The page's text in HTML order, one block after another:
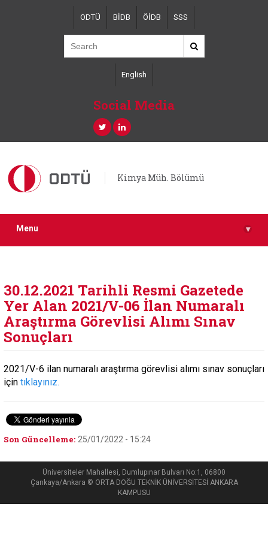
ODTÜ BİDB ÖİDB SSS
English
Social Media
Kimya Müh. Bölümü
Menu ▾
30.12.2021 Tarihli Resmi Gazetede
Yer Alan 2021/V-06 İlan Numaralı
Araştırma Görevlisi Alımı Sınav
Sonuçları
2021/V-6 ilan numaralı araştırma görevlisi alımı sınav sonuçları
için tıklayınız.
Son Güncelleme: 25/01/2022 - 15:24
Üniversiteler Mahallesi, Dumlupınar Bulvarı No:1, 06800
Çankaya/Ankara © ORTA DOĞU TEKNİK ÜNİVERSİTESİ ANKARA
KAMPUSU